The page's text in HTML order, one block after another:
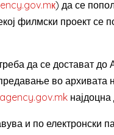
) да се
филмски проект се
да се достават до
во архивата
најдоцна
и по електронски